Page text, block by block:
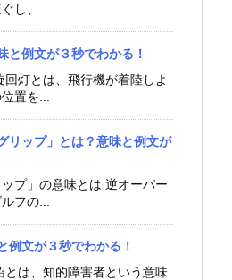
し、...
と例文が３秒でわかる！
回灯とは、飛行機が着陸しよ
置を...
リップ」とは？意味と例文が
ップ」の意味とは 逆オーバー
フの...
例文が３秒でわかる！
とは、知的障害者という意味